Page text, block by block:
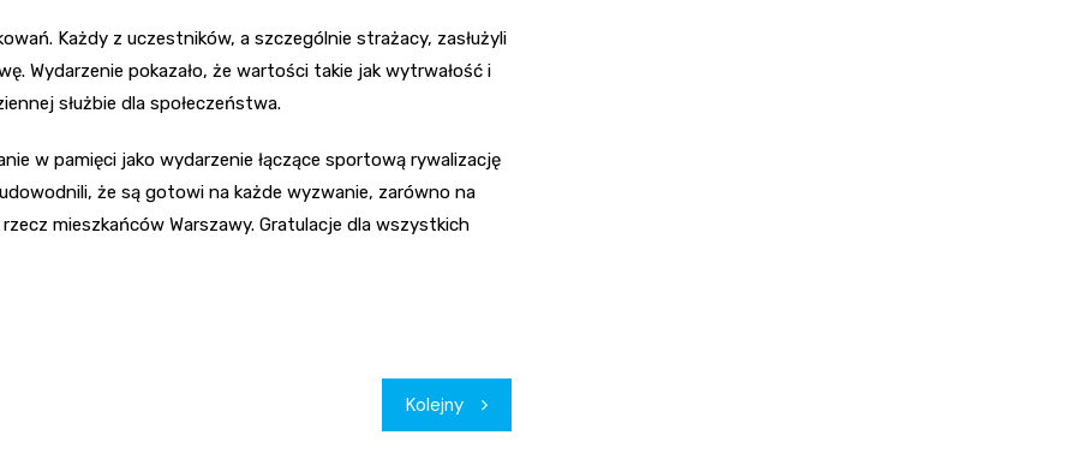
Każdy z uczestników, a szczególnie strażacy, zasłużyli
Wydarzenie pokazało, że wartości takie jak wytrwałość i
służbie dla społeczeństwa.
w pamięci jako wydarzenie łączące sportową rywalizację
że są gotowi na każde wyzwanie, zarówno na
mieszkańców Warszawy. Gratulacje dla wszystkich
Kolejny